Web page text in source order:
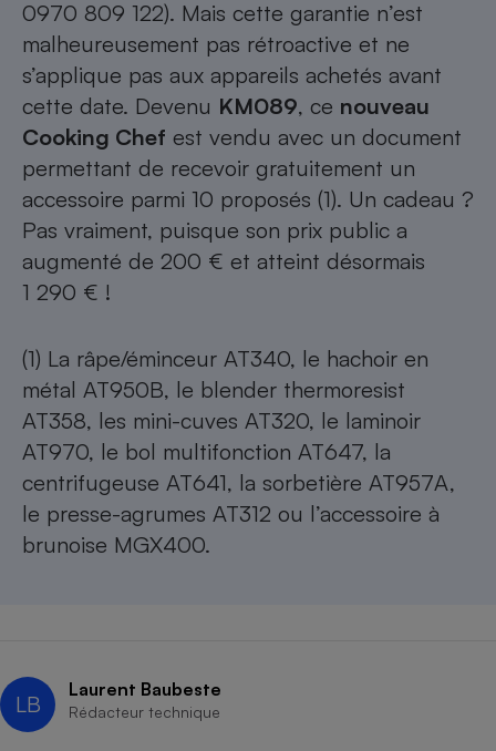
0970 809 122). Mais cette garantie n’est
malheureusement pas rétroactive et ne
s’applique pas aux appareils achetés avant
cette date. Devenu KM089, ce nouveau
Cooking Chef est vendu avec un document
permettant de recevoir gratuitement un
accessoire parmi 10 proposés (1). Un cadeau ?
Pas vraiment, puisque son prix public a
augmenté de 200 € et atteint désormais
1 290 € !
(1) La râpe/éminceur AT340, le hachoir en
métal AT950B, le blender thermoresist
AT358, les mini-cuves AT320, le laminoir
AT970, le bol multifonction AT647, la
centrifugeuse AT641, la sorbetière AT957A,
le presse-agrumes AT312 ou l’accessoire à
brunoise MGX400.
LB
Laurent Baubeste
Rédacteur technique